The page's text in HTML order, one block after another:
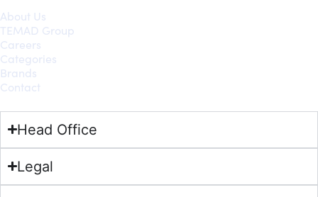
About Us
TEMAD Group
Careers
Categories
Brands
Contact
Head Office
Legal